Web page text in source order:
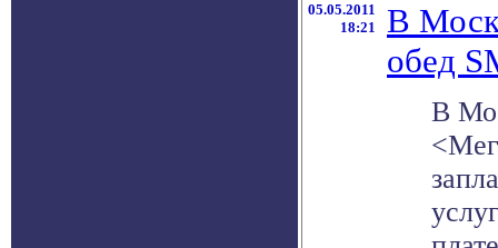
05.05.2011
18:21
В
обед
В